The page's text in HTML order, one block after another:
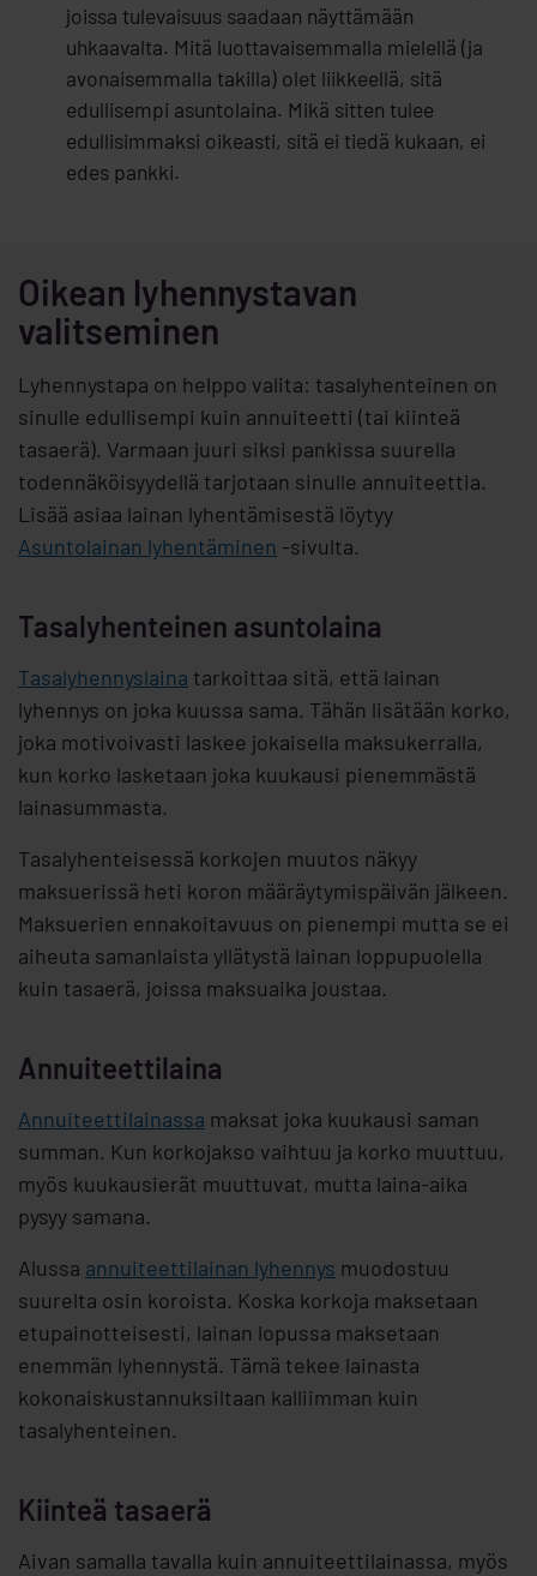
joissa tulevaisuus saadaan näyttämään
uhkaavalta. Mitä luottavaisemmalla mielellä (ja
avonaisemmalla takilla) olet liikkeellä, sitä
edullisempi asuntolaina. Mikä sitten tulee
edullisimmaksi oikeasti, sitä ei tiedä kukaan, ei
edes pankki.
Oikean lyhennystavan
valitseminen
Lyhennystapa on helppo valita: tasalyhenteinen on
sinulle edullisempi kuin annuiteetti (tai kiinteä
tasaerä). Varmaan juuri siksi pankissa suurella
todennäköisyydellä tarjotaan sinulle annuiteettia.
Lisää asiaa lainan lyhentämisestä löytyy
Asuntolainan lyhentäminen -sivulta.
Tasalyhenteinen asuntolaina
Tasalyhennyslaina tarkoittaa sitä, että lainan
lyhennys on joka kuussa sama. Tähän lisätään korko,
joka motivoivasti laskee jokaisella maksukerralla,
kun korko lasketaan joka kuukausi pienemmästä
lainasummasta.
Tasalyhenteisessä korkojen muutos näkyy
maksuerissä heti koron määräytymispäivän jälkeen.
Maksuerien ennakoitavuus on pienempi mutta se ei
aiheuta samanlaista yllätystä lainan loppupuolella
kuin tasaerä, joissa maksuaika joustaa.
Annuiteettilaina
Annuiteettilainassa maksat joka kuukausi saman
summan. Kun korkojakso vaihtuu ja korko muuttuu,
myös kuukausierät muuttuvat, mutta laina-aika
pysyy samana.
Alussa annuiteettilainan lyhennys muodostuu
suurelta osin koroista. Koska korkoja maksetaan
etupainotteisesti, lainan lopussa maksetaan
enemmän lyhennystä. Tämä tekee lainasta
kokonaiskustannuksiltaan kalliimman kuin
tasalyhenteinen.
Kiinteä tasaerä
Aivan samalla tavalla kuin annuiteettilainassa, myös